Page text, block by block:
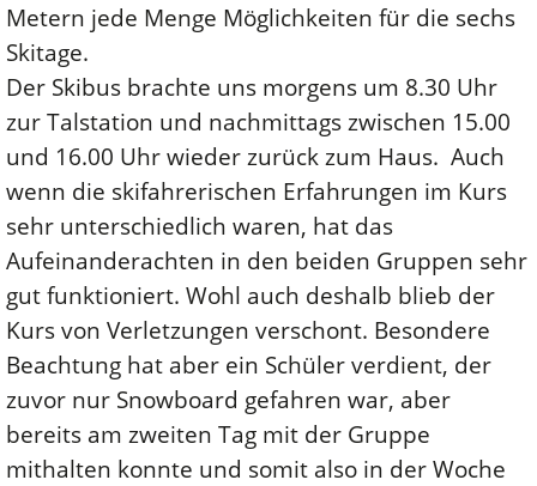
Metern jede Menge Möglichkeiten für die sechs
Skitage.
Der Skibus brachte uns morgens um 8.30 Uhr
zur Talstation und nachmittags zwischen 15.00
und 16.00 Uhr wieder zurück zum Haus. Auch
wenn die skifahrerischen Erfahrungen im Kurs
sehr unterschiedlich waren, hat das
Aufeinanderachten in den beiden Gruppen sehr
gut funktioniert. Wohl auch deshalb blieb der
Kurs von Verletzungen verschont. Besondere
Beachtung hat aber ein Schüler verdient, der
zuvor nur Snowboard gefahren war, aber
bereits am zweiten Tag mit der Gruppe
mithalten konnte und somit also in der Woche